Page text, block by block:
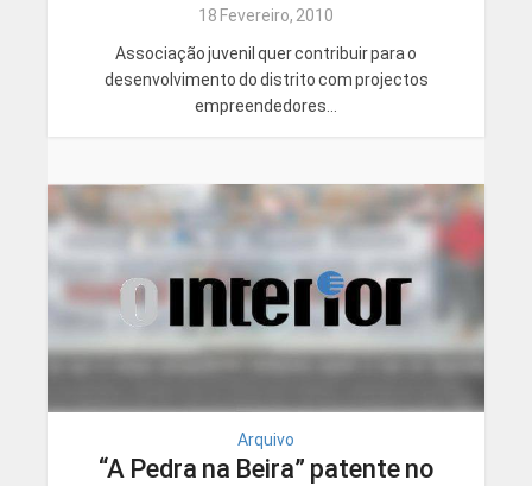
18 Fevereiro, 2010
Associação juvenil quer contribuir para o
desenvolvimento do distrito com projectos
empreendedores...
Arquivo
“A Pedra na Beira” patente no